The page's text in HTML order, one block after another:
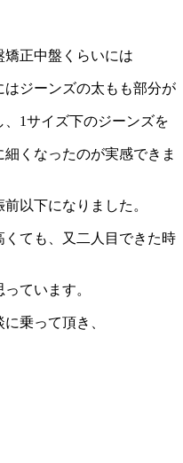
正中盤くらいには
ジーンズの太もも部分が
1サイズ下のジーンズを
くなったのが実感できま
以下になりました。
ても、又二人目できた時
ています。
乗って頂き、